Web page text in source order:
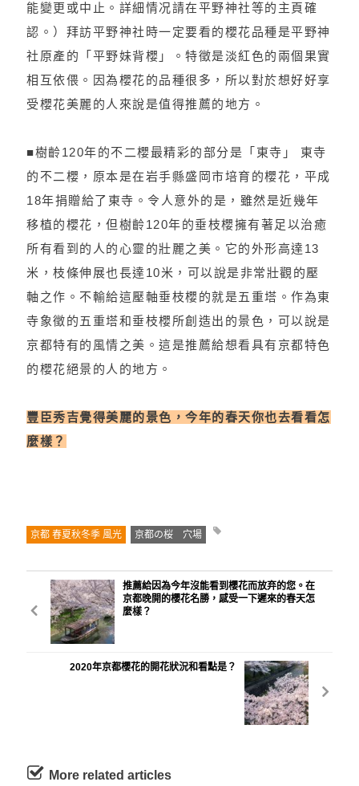
能變更或中止。詳細情况請在平野神社等的主頁確
認。）拜訪平野神社時一定要看的櫻花品種是平野神
社原產的「平野妹背櫻」。特徵是淡紅色的兩個果實
相互依偎。因為櫻花的品種很多，所以對於想好好享
受櫻花美麗的人來說是值得推薦的地方。
■樹齡120年的不二櫻最精彩的部分是「東寺」 東寺
的不二櫻，原本是在岩手縣盛岡市培育的櫻花，平成
18年捐贈給了東寺。令人意外的是，雖然是近幾年
移植的櫻花，但樹齡120年的垂枝櫻擁有著足以治癒
所有看到的人的心靈的壯麗之美。它的外形高達13
米，枝條伸展也長達10米，可以說是非常壯觀的壓
軸之作。不輸給這壓軸垂枝櫻的就是五重塔。作為東
寺象徵的五重塔和垂枝櫻所創造出的景色，可以說是
京都特有的風情之美。這是推薦給想看具有京都特色
的櫻花絕景的人的地方。
豐臣秀吉覺得美麗的景色，今年的春天你也去看看怎
麼樣？
京都 春夏秋冬季 風光 京都の桜 穴場
推薦給因為今年沒能看到櫻花而放弃的您。在
京都晚開的櫻花名勝，感受一下遲來的春天怎
麼樣？
2020年京都櫻花的開花狀況和看點是？
More related articles